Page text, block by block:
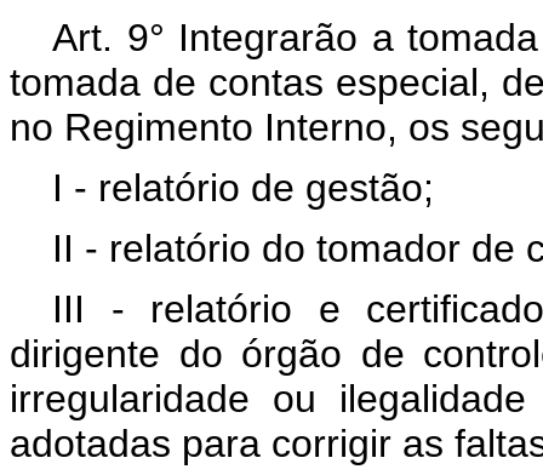
Art. 9° Integrarão a
tomada de contas especial,
no Regimento Interno, os
I - relatório de gestão;
II - relatório do tomador de
III - relatório e
dirigente do órgão de
irregularidade ou
adotadas para corrigir as